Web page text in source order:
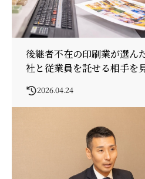
後継者不在の印刷業が選
社と従業員を託せる相手を
2026.04.24